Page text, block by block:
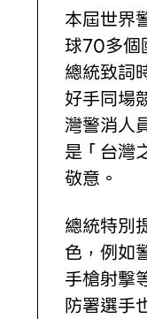
本屆世界
球70多個
總統致詞
好手同場
灣警消人
是「台灣
敬意。
總統特別
色，例如
手槍射擊
防署選手